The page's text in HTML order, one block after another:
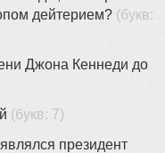
дейтерием? (букв:
Джона Кеннеди до
(букв: 7)
президент